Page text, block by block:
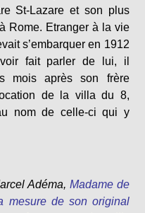
St-Lazare et son plus
Rome. Etranger à la vie
s’embarquer en 1912
fait parler de lui, il
mois après son frère
de la villa du 8,
nom de celle-ci qui y
Adéma, Madame de
mesure de son original